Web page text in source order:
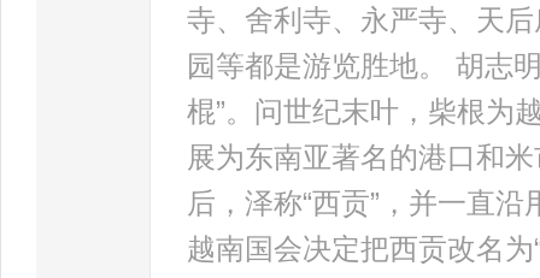
寺、舍利寺、永严寺、天
园等都是游览胜地。 胡志
棍”。问世纪末叶，柴根为
展为东南亚著名的港口和
后，泽称“西贡”，并一直
越南国会决定把西贡改名为